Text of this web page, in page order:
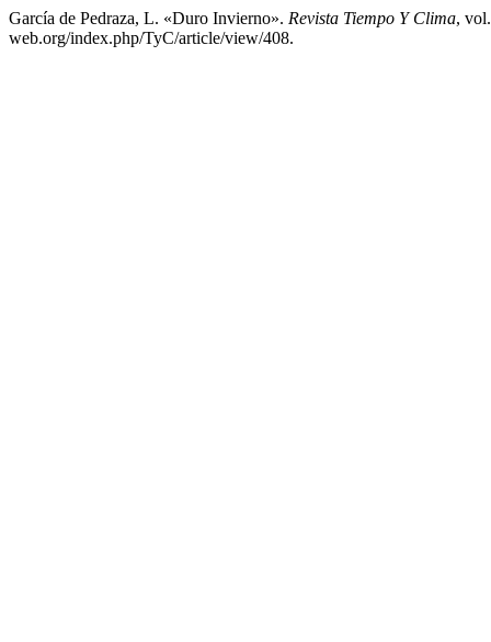
García de Pedraza, L. «Duro Invierno». Revista Tiempo Y Clima,
web.org/index.php/TyC/article/view/408.